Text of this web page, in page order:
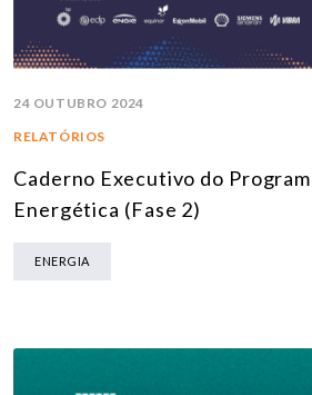
24 OUTUBRO 2024
RELATÓRIOS
Caderno Executivo do
Energética (Fase 2)
ENERGIA